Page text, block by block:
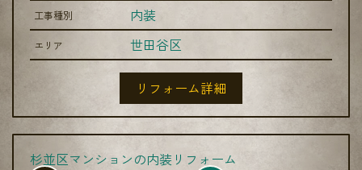
工事種別 内装
エリア 世田谷区
リフォーム詳細
杉並区マンションの内装リフォーム